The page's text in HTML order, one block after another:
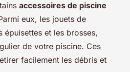
accessoires de piscine
eux, les jouets de
épuisettes et les brosses,
de votre piscine. Ces
facilement les débris et